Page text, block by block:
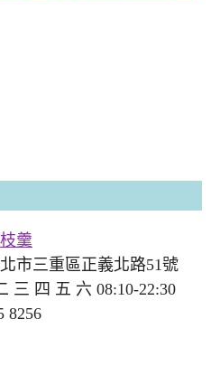
羹
市三重區正義北路51號
三 四 五 六 08:10-22:30
8256